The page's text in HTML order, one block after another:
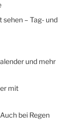
– Tag- und
und mehr
mit
bei Regen